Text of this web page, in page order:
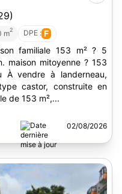
m2 DPE : F
familiale 153 m² ? 5
maison mitoyenne ? 153
À vendre à landerneau,
castor, construite en
de 153 m²,...
02/08/2026